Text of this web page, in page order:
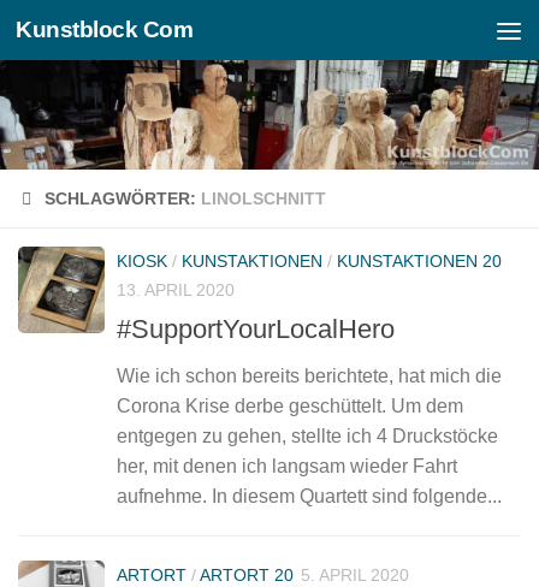
Zum Inhalt springen
Kunstblock Com
SCHLAGWÖRTER: LINOLSCHNITT
KIOSK / KUNSTAKTIONEN / KUNSTAKTIONEN 20
13. APRIL 2020
#SupportYourLocalHero
Wie ich schon bereits berichtete, hat mich die
Corona Krise derbe geschüttelt. Um dem
entgegen zu gehen, stellte ich 4 Druckstöcke
her, mit denen ich langsam wieder Fahrt
aufnehme. In diesem Quartett sind folgende...
ARTORT /ARTORT 20 5. APRIL 2020